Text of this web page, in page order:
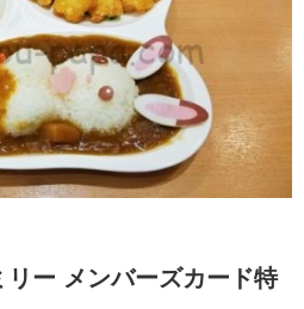
リー メンバーズカード特